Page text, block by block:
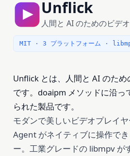
Unflick
人間と AI のためのビデ
MIT · 3 プラットフォーム ·
Unflick とは、人間と AI のた
です。doaipm メソッドに沿っ
られた製品です。
モダンで美しいビデオプレイ
Agent がネイティブに操作で
ー。工業グレードの libmpv が